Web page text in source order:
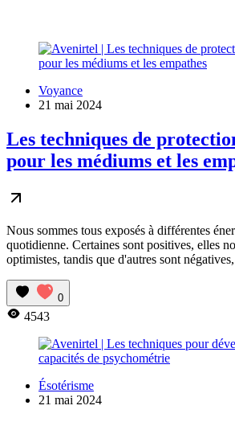
Voyance
21 mai 2024
Les techniques de
pour les médiums et les
Nous sommes tous exposés à différentes
quotidienne. Certaines sont positives, elles
optimistes, tandis que d'autres sont
0
4543
Ésotérisme
21 mai 2024